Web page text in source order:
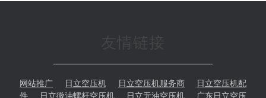
网站推广 日立空压机 日立空压机服务商
日立空压机配
件
日立微油螺杆空压机 日立无油空压机
广东日立空压